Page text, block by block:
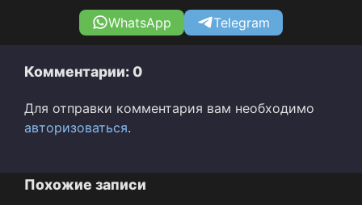
WhatsApp Telegram
Комментарии: 0
Для отправки комментария вам необходимо
авторизоваться.
Похожие записи